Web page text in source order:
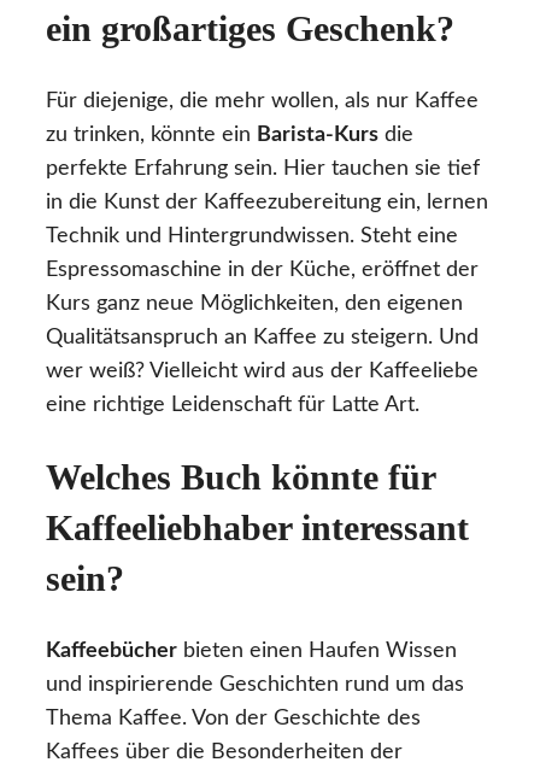
ein großartiges Geschenk?
Für diejenige, die mehr wollen, als nur Kaffee
zu trinken, könnte ein Barista-Kurs die
perfekte Erfahrung sein. Hier tauchen sie tief
in die Kunst der Kaffeezubereitung ein, lernen
Technik und Hintergrundwissen. Steht eine
Espressomaschine in der Küche, eröffnet der
Kurs ganz neue Möglichkeiten, den eigenen
Qualitätsanspruch an Kaffee zu steigern. Und
wer weiß? Vielleicht wird aus der Kaffeeliebe
eine richtige Leidenschaft für Latte Art.
Welches Buch könnte für
Kaffeeliebhaber interessant
sein?
Kaffeebücher bieten einen Haufen Wissen
und inspirierende Geschichten rund um das
Thema Kaffee. Von der Geschichte des
Kaffees über die Besonderheiten der